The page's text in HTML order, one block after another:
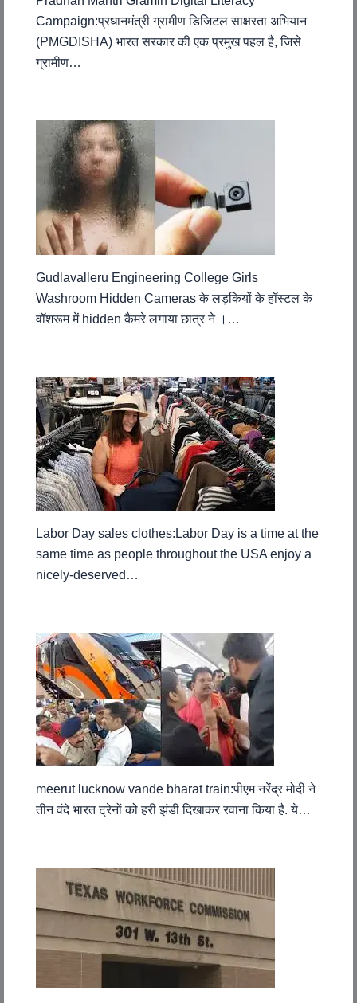
Campaign:प्रधानमंत्री ग्रामीण डिजिटल साक्षरता अभियान
(PMGDISHA) भारत सरकार की एक प्रमुख पहल है, जिसे
ग्रामीण…
Gudlavalleru Engineering College Girls
Washroom Hidden Cameras के लड़कियों के हॉस्टल के
वॉशरूम में hidden कैमरे लगाया छात्र ने ।…
Labor Day sales clothes:Labor Day is a time at the
same time as people throughout the USA enjoy a
nicely-deserved…
meerut lucknow vande bharat train:पीएम नरेंद्र मोदी ने
तीन वंदे भारत ट्रेनों को हरी झंडी दिखाकर रवाना किया है. ये…